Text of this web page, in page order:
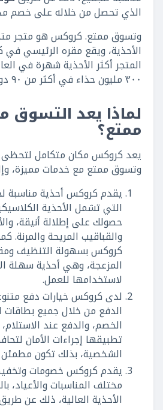
الذي تحصل من خلاله على
وتسوق ممتع. كروكس هو متجر
الأحذية، ويقع مقره الرئيسي في
المتجر أكثر الأحذية شهرة في
٣٠٠ مليون حذاء في أكثر من ٩٠ دولة حول العالم.
لماذا يعد
ممتع؟
يعد كروكس مكان متكامل لتحظى
وتسوق ممتع مع خدمات مميزة،
يقدم كروكس أحذية مناسبة
التي تشمل الأحذية
حصولك على إطلالة أنيقة،
والقباقيب المريحة والمرنة.
كروكس بسهولة التنظيف
المزعجة، وهي أحذية سهلة
لاستخدامها للعمل.
لدى كروكس خيارات دفع
الدفع من خلال جميع بطاقات
الخصم، والدفع عند
تطبيقها إجراءات الأمان
الشخصية، بذلك تكون مطمئن
يقدم كروكس خصومات
مختلف المناسبات والأعياد،
الأحذية العالية، ذلك عن